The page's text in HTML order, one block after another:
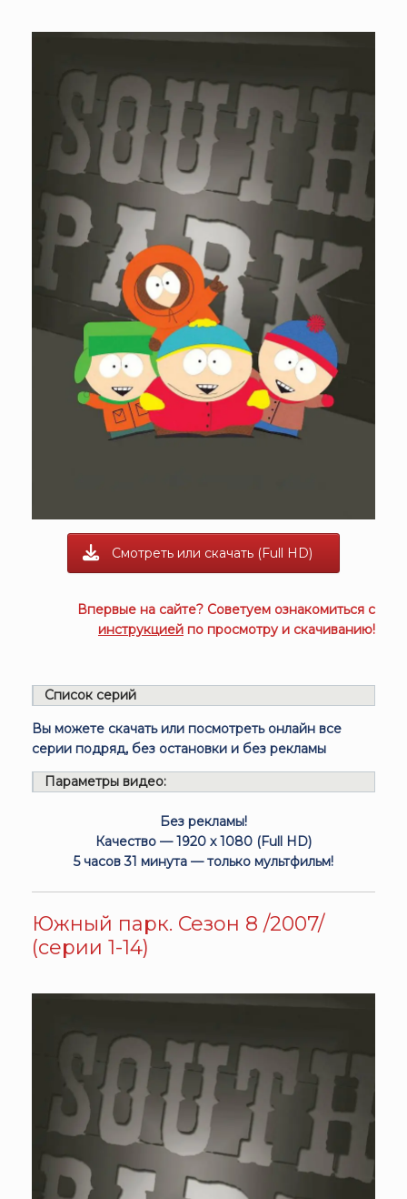
Смотреть или скачать (Full HD)
Впервые на сайте? Советуем ознакомиться с
инструкцией по просмотру и скачиванию!
Список серий
Вы можете скачать или посмотреть онлайн все
серии подряд, без остановки и без рекламы
Параметры видео:
Без рекламы!
Качество — 1920 x 1080 (Full HD)
5 часов 31 минута — только мультфильм!
Южный парк. Сезон 8 /2007/
(серии 1-14)